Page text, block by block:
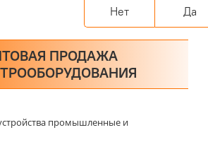
Персональный раздел
ПРОДАЖА
промышленные и
Нет Да